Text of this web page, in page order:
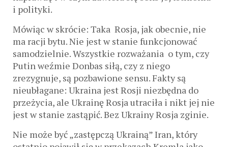
i polityki.
Mówiąc w skrócie: Taka Rosja, jak obecnie, nie
ma racji bytu. Nie jest w stanie funkcjonować
samodzielnie. Wszystkie rozważania o tym, czy
Putin weźmie Donbas siłą, czy z niego
zrezygnuje, są pozbawione sensu. Fakty są
nieubłagane: Ukraina jest Rosji niezbędna do
przeżycia, ale Ukrainę Rosja utraciła i nikt jej nie
jest w stanie zastąpić. Bez Ukrainy Rosja zginie.
Nie może być „zastępczą Ukrainą” Iran, który